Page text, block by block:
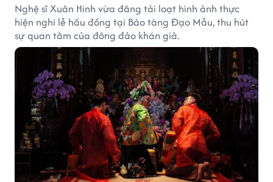
Nghệ sĩ Xuân Hinh vừa đăng tải loạt hình ảnh thực
hiện nghi lễ hầu đồng tại Bảo tàng Đạo Mẫu, thu hút
sự quan tâm của đông đảo khán giả.